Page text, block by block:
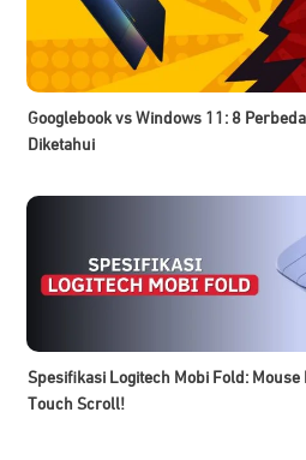
Googlebook vs Windows 11: 8
Diketahui
Spesifikasi Logitech Mobi Fold:
Touch Scroll!